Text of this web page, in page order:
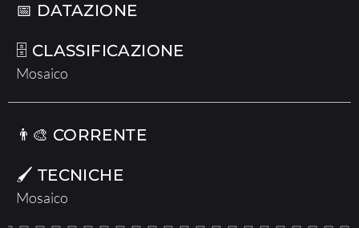
📅 DATAZIONE
🗄 CLASSIFICAZIONE
Mosaico
👨‍🎨 CORRENTE
🖌 TECNICHE
Mosaico